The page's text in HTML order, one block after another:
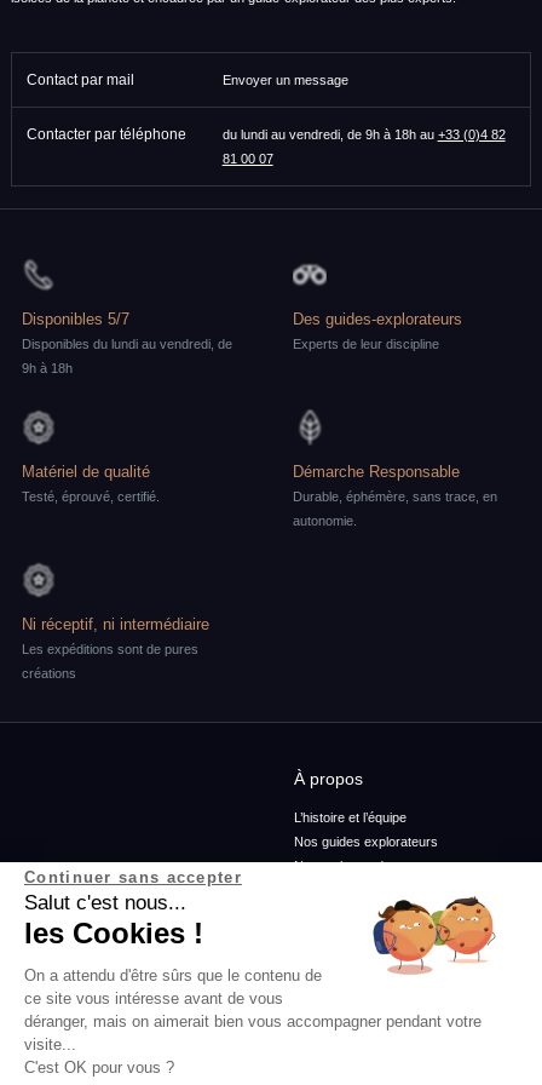
Contact par mail Envoyer un message
Contacter par téléphone du lundi au vendredi, de 9h à 18h au +33 (0)4 82
81 00 07
Disponibles 5/7
Disponibles du lundi au vendredi, de
9h à 18h
Des guides-explorateurs
Experts de leur discipline
Matériel de qualité
Testé, éprouvé, certifié.
Démarche Responsable
Durable, éphémère, sans trace, en
autonomie.
Ni réceptif, ni intermédiaire
Les expéditions sont de pures
créations
À propos
L’histoire et l’équipe
Nos guides explorateurs
Nos ambassadeurs
Conditions générales de vente
Conditions générales d'utilisation
Services
Rejoins-nous
Agence
Continuer sans accepter
Salut c'est nous...
les Cookies !
On a attendu d'être sûrs que le contenu de
ce site vous intéresse avant de vous
déranger, mais on aimerait bien vous accompagner pendant votre
visite...
C'est OK pour vous ?